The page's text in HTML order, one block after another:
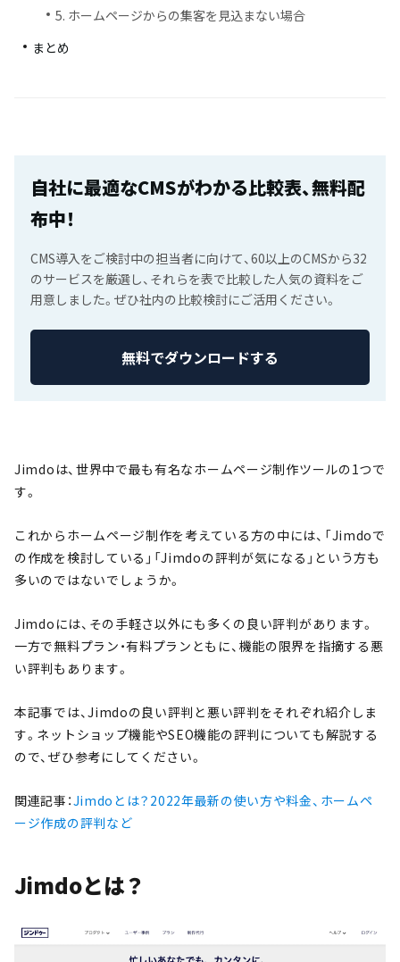
5. ホームページからの集客を見込まない場合
まとめ
自社に最適なCMSがわかる比較表、無料配
布中！
CMS導入をご検討中の担当者に向けて、60以上のCMSから32
のサービスを厳選し、それらを表で比較した人気の資料をご
用意しました。ぜひ社内の比較検討にご活用ください。
無料でダウンロードする
Jimdoは、世界中で最も有名なホームページ制作ツールの1つで
す。
これからホームページ制作を考えている方の中には、「Jimdoで
の作成を検討している」「Jimdoの評判が気になる」という方も
多いのではないでしょうか。
Jimdoには、その手軽さ以外にも多くの良い評判があります。
一方で無料プラン・有料プランともに、機能の限界を指摘する悪
い評判もあります。
本記事では、Jimdoの良い評判と悪い評判をそれぞれ紹介しま
す。ネットショップ機能やSEO機能の評判についても解説する
ので、ぜひ参考にしてください。
関連記事：Jimdoとは？2022年最新の使い方や料金、ホームペ
ージ作成の評判など
Jimdoとは？